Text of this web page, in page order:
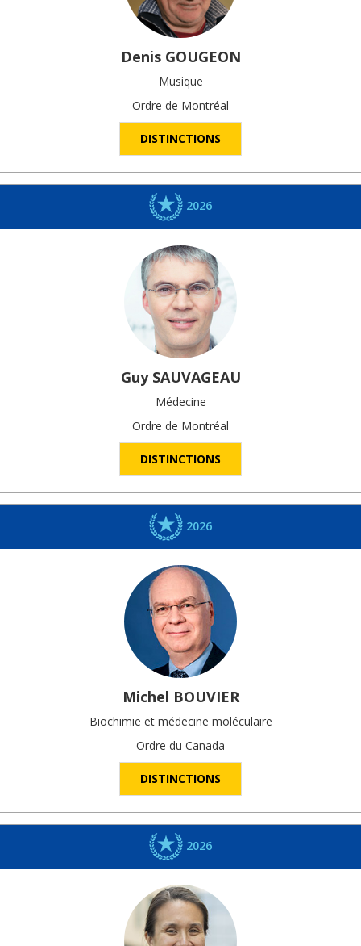
Denis GOUGEON
Musique
Ordre de Montréal
DISTINCTIONS
2026
Guy SAUVAGEAU
Médecine
Ordre de Montréal
DISTINCTIONS
2026
Michel BOUVIER
Biochimie et médecine moléculaire
Ordre du Canada
DISTINCTIONS
2026